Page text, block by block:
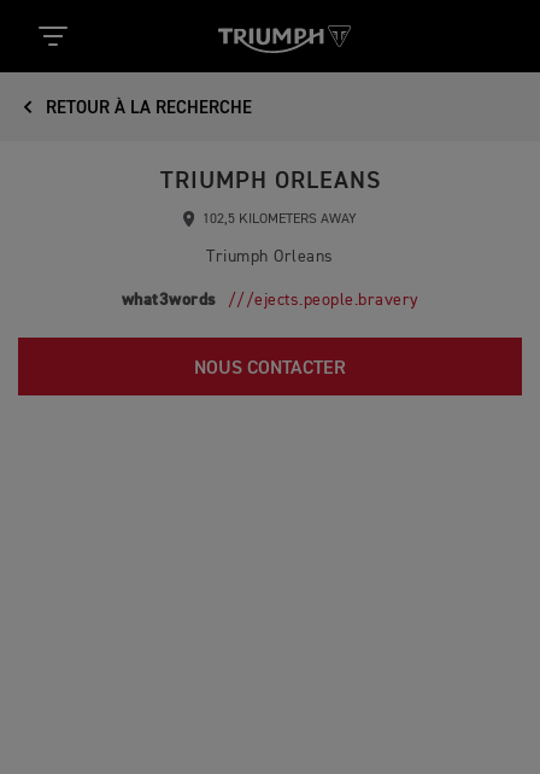
RETOUR À LA RECHERCHE
TRIUMPH ORLEANS
102,5 KILOMETERS AWAY
Triumph Orleans
what3words ///ejects.people.bravery
NOUS CONTACTER